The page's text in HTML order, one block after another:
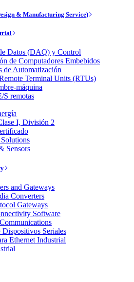
& Manufacturing Service)
Datos (DAQ) y Control
de Computadores Embebidos
de Automatización
Terminal Units (RTUs)
máquina
S remotas
I, División 2
Sensors
and Gateways
Converters
Gateways
Software
Dispositivos Seriales
Ethernet Industrial